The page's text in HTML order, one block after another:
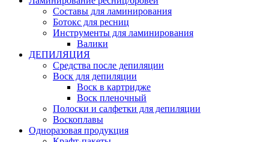
Составы для ламинирования
Ботокс для ресниц
Инструменты для ламинирования
Валики
ДЕПИЛЯЦИЯ
Средства после депиляции
Воск для депиляции
Воск в картридже
Воск пленочный
Полоски и салфетки для депиляции
Воскоплавы
Одноразовая продукция